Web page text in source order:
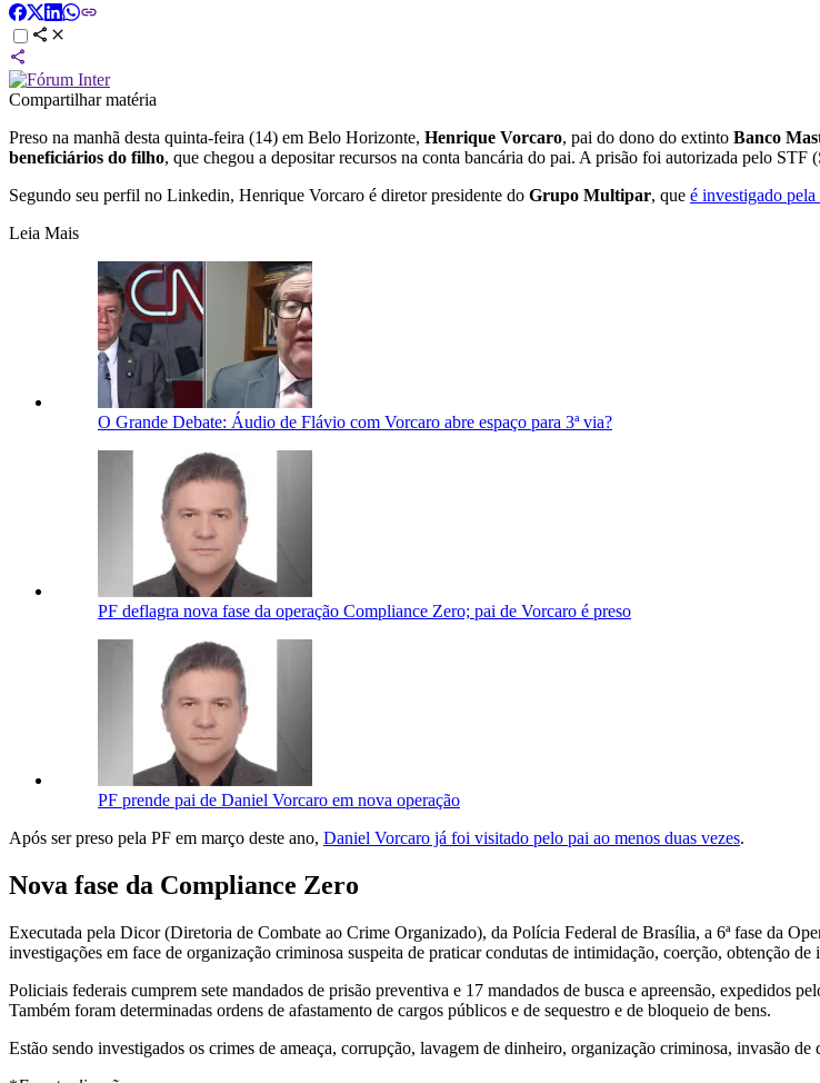
Compartilhar matéria
Preso na manhã desta quinta-feira (14) em Belo Horizonte, Henrique Vorcaro, pai do dono do extinto Banco
beneficiários do filho, que chegou a depositar recursos na conta bancária do pai. A prisão foi autorizada pelo
Segundo seu perfil no Linkedin, Henrique Vorcaro é diretor presidente do Grupo Multipar, que é investigado pela
Leia Mais
O Grande Debate: Áudio de Flávio com Vorcaro abre espaço para 3ª via?
PF deflagra nova fase da operação Compliance Zero; pai de Vorcaro é preso
PF prende pai de Daniel Vorcaro em nova operação
Após ser preso pela PF em março deste ano, Daniel Vorcaro já foi visitado pelo pai ao menos duas vezes.
Nova fase da Compliance Zero
Executada pela Dicor (Diretoria de Combate ao Crime Organizado), da Polícia Federal de Brasília, a 6ª fase da
investigações em face de organização criminosa suspeita de praticar condutas de intimidação, coerção, obtenção
Policiais federais cumprem sete mandados de prisão preventiva e 17 mandados de busca e apreensão, expedidos
Também foram determinadas ordens de afastamento de cargos públicos e de sequestro e de bloqueio de bens.
Estão sendo investigados os crimes de ameaça, corrupção, lavagem de dinheiro, organização criminosa, invasão